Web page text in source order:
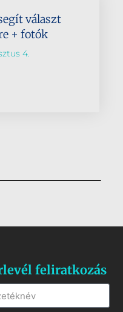
választ
+ fotók
4.
feliratkozás